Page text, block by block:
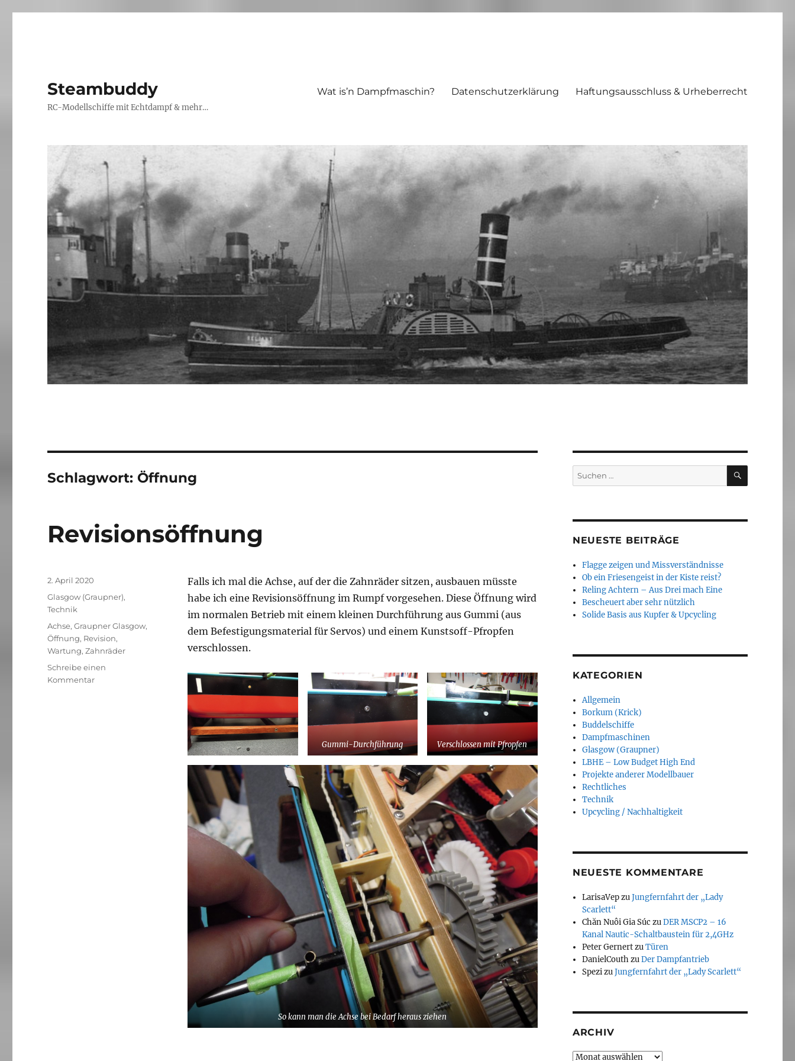
Steambuddy
RC-Modellschiffe mit Echtdampf & mehr…
Wat is’n Dampfmaschin? Datenschutzerklärung Haftungsausschluss & Urheberrecht
Schlagwort: Öffnung
Revisionsöffnung
Falls ich mal die Achse, auf der die Zahnräder sitzen, ausbauen müsste
habe ich eine Revisionsöffnung im Rumpf vorgesehen. Diese Öffnung wird
im normalen Betrieb mit einem kleinen Durchführung aus Gummi (aus
dem Befestigungsmaterial für Servos) und einem Kunstsoff-Pfropfen
verschlossen.
Gummi-Durchführung Verschlossen mit Pfropfen
So kann man die Achse bei Bedarf heraus ziehen
Veröffentlicht
am
2. April 2020
Kategorien
Glasgow (Graupner),
Technik
Schlagwörter
Achse,Graupner Glasgow,
Öffnung, Revision,
Wartung,Zahnräder
Schreibe einen
Kommentarzu
Suchen
nach:
SUCHEN
NEUESTE BEITRÄGE
Flagge zeigen und Missverständnisse
Ob ein Friesengeist in der Kiste reist?
Reling Achtern – Aus Drei mach Eine
Bescheuert aber sehr nützlich
Solide Basis aus Kupfer & Upcycling
KATEGORIEN
Allgemein
Borkum (Krick)
Buddelschiffe
Dampfmaschinen
Glasgow (Graupner)
LBHE – Low Budget High End
Projekte anderer Modellbauer
Rechtliches
Technik
Upcycling / Nachhaltigkeit
NEUESTE KOMMENTARE
LarisaVepzuJungfernfahrt der „Lady
Scarlett“
Chăn Nuôi Gia Súc zuDER MSCP2 – 16
Kanal Nautic-Schaltbaustein für 2,4GHz
Peter GernertzuTüren
DanielCouthzuDer Dampfantrieb
SpezizuJungfernfahrt der „Lady Scarlett“
ARCHIV
Archiv